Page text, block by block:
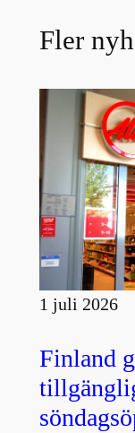
Fler
1 juli 2026
Finland